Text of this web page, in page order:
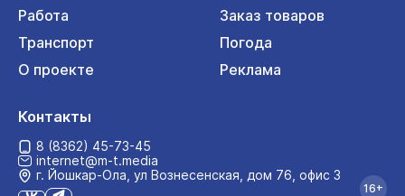
Работа
Заказ товаров
Транспорт
Погода
О проекте
Реклама
Контакты
8 (8362) 45-73-45
internet@m-t.media
г. Йошкар‑Ола, ул Вознесенская, дом 76, офис 3
16+